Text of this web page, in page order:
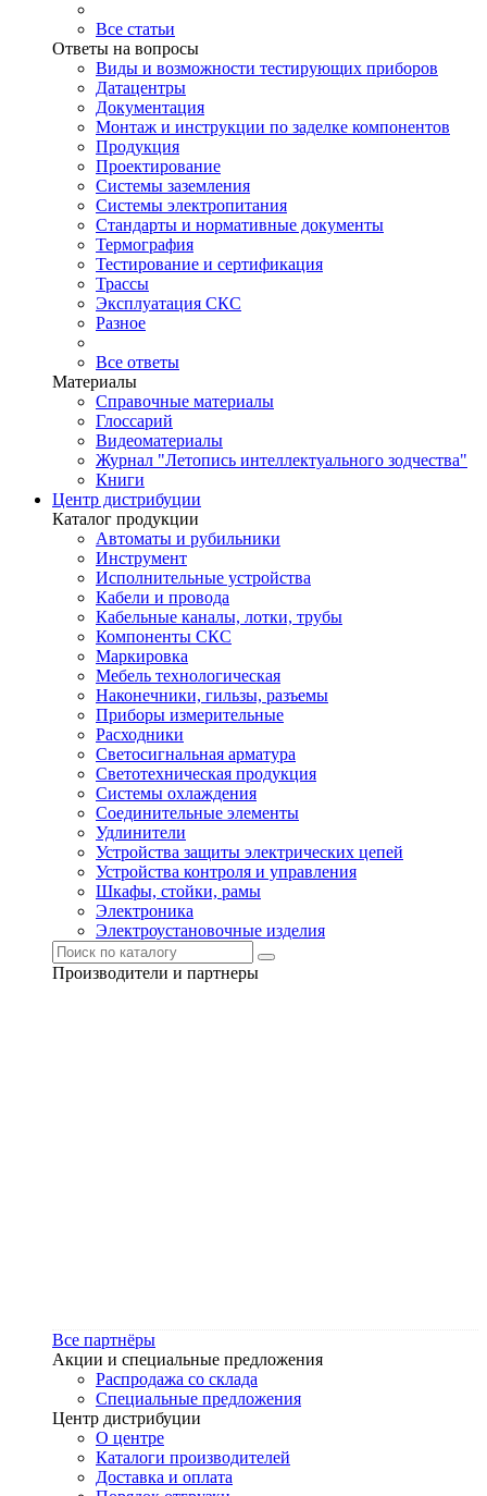
Все статьи
Ответы на вопросы
Виды и возможности тестирующих приборов
Датацентры
Документация
Монтаж и инструкции по заделке компонентов
Продукция
Проектирование
Системы заземления
Системы электропитания
Стандарты и нормативные документы
Термография
Тестирование и сертификация
Трассы
Эксплуатация СКС
Разное
Все ответы
Материалы
Справочные материалы
Глоссарий
Видеоматериалы
Журнал "Летопись интеллектуального зодчества"
Книги
Центр дистрибуции
Каталог продукции
Автоматы и рубильники
Инструмент
Исполнительные устройства
Кабели и провода
Кабельные каналы, лотки, трубы
Компоненты СКС
Маркировка
Мебель технологическая
Наконечники, гильзы, разъемы
Приборы измерительные
Расходники
Светосигнальная арматура
Светотехническая продукция
Системы охлаждения
Соединительные элементы
Удлинители
Устройства защиты электрических цепей
Устройства контроля и управления
Шкафы, стойки, рамы
Электроника
Электроустановочные изделия
Производители и партнеры
Все партнёры
Акции и специальные предложения
Распродажа со склада
Специальные предложения
Центр дистрибуции
О центре
Каталоги производителей
Доставка и оплата